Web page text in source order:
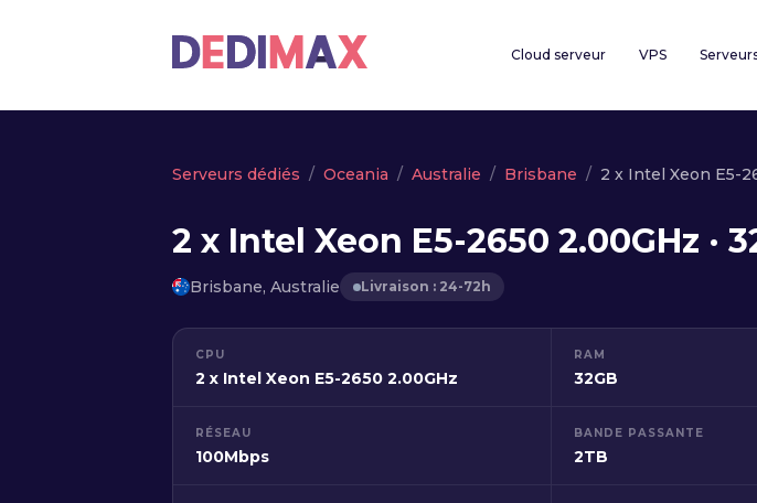
Cloud serveur VPS
Serveurs dédiés Oceania Australie Brisbane 2 x Intel Xeon E5-
2 x Intel Xeon E5-2650 2.00GHz ·
Brisbane, Australie Livraison : 24-72h
CPU
2 x Intel Xeon E5-2650 2.00GHz
RAM
32GB
RÉSEAU
100Mbps
BANDE PASSANTE
2TB